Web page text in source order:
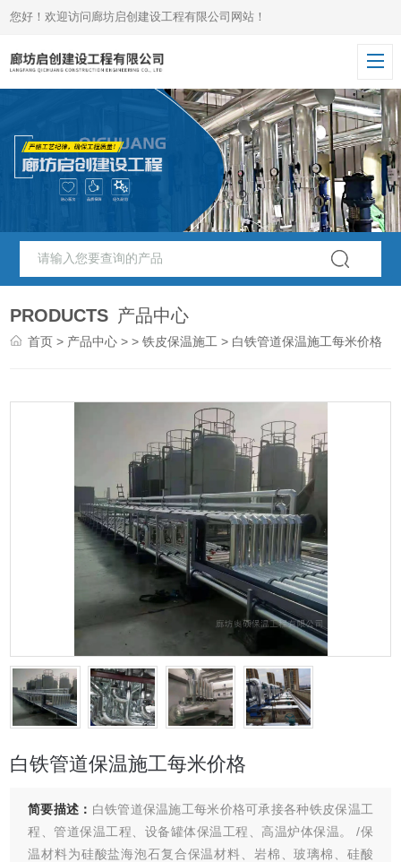
您好！欢迎访问廊坊启创建设工程有限公司网站！
PRODUCTS 产品中心
首页 > 产品中心 > >铁皮保温施工 > 白铁管道保温施工每米价格
白铁管道保温施工每米价格
简要描述： 白铁管道保温施工每米价格可承接各种铁皮保温工
程、管道保温工程、设备罐体保温工程、高温炉体保温。 /保
温材料为硅酸盐海泡石复合保温材料、岩棉、玻璃棉、硅酸